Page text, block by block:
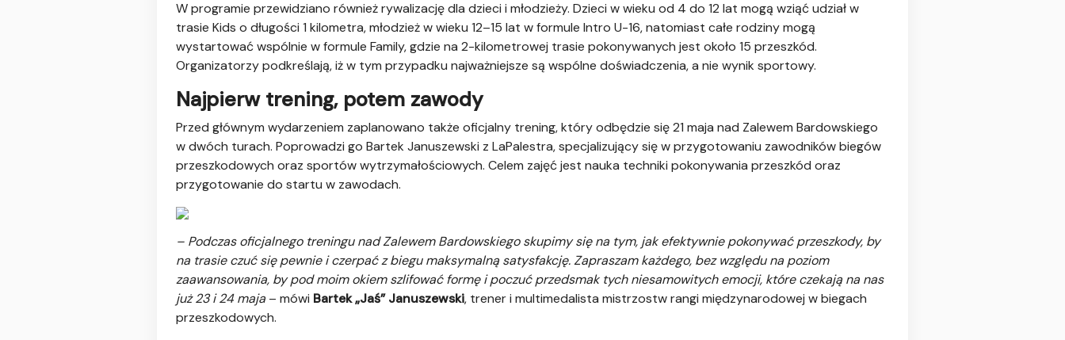
W programie przewidziano również rywalizację dla dzieci i młodzieży. Dzieci w wieku od 4 do 12 lat mogą wziąć udział w
trasie Kids o długości 1 kilometra, młodzież w wieku 12–15 lat w formule Intro U-16, natomiast całe rodziny mogą
wystartować wspólnie w formule Family, gdzie na 2-kilometrowej trasie pokonywanych jest około 15 przeszkód.
Organizatorzy podkreślają, iż w tym przypadku najważniejsze są wspólne doświadczenia, a nie wynik sportowy.
Najpierw trening, potem zawody
Przed głównym wydarzeniem zaplanowano także oficjalny trening, który odbędzie się 21 maja nad Zalewem Bardowskiego
w dwóch turach. Poprowadzi go Bartek Januszewski z LaPalestra, specjalizujący się w przygotowaniu zawodników biegów
przeszkodowych oraz sportów wytrzymałościowych. Celem zajęć jest nauka techniki pokonywania przeszkód oraz
przygotowanie do startu w zawodach.
– Podczas oficjalnego treningu nad Zalewem Bardowskiego skupimy się na tym, jak efektywnie pokonywać przeszkody, by
na trasie czuć się pewnie i czerpać z biegu maksymalną satysfakcję. Zapraszam każdego, bez względu na poziom
zaawansowania, by pod moim okiem szlifować formę i poczuć przedsmak tych niesamowitych emocji, które czekają na nas
już 23 i 24 maja – mówi Bartek „Jaś” Januszewski, trener i multimedalista mistrzostw rangi międzynarodowej w biegach
przeszkodowych.